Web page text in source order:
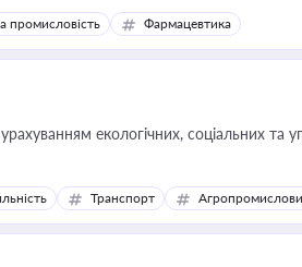
промисловість Фармацевтика
екологічних, соціальних та
Транспорт